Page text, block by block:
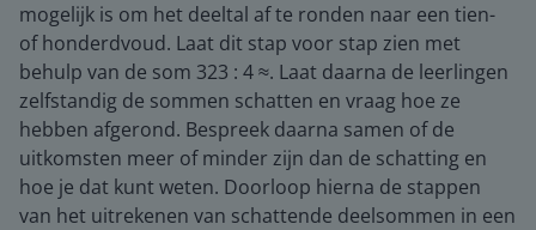
mogelijk is om het deeltal af te ronden naar een tien-
of honderdvoud. Laat dit stap voor stap zien met
behulp van de som 323 : 4 ≈. Laat daarna de leerlingen
zelfstandig de sommen schatten en vraag hoe ze
hebben afgerond. Bespreek daarna samen of de
uitkomsten meer of minder zijn dan de schatting en
hoe je dat kunt weten. Doorloop hierna de stappen
van het uitrekenen van schattende deelsommen in een